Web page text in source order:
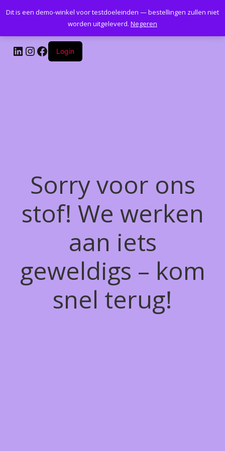
Kantoormeubelenplus.com
LinkedIn
Instagram
Facebook
Login
Sorry voor ons
stof! We werken
aan iets
geweldigs – kom
snel terug!
Dit is een demo-winkel voor testdoeleinden — bestellingen zullen niet
worden uitgeleverd. Negeren